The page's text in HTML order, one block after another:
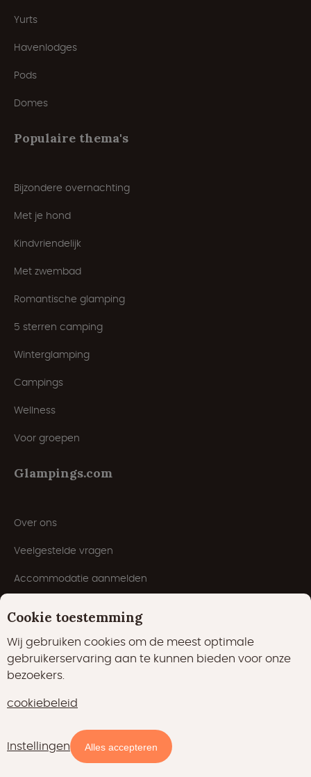
Yurts
Havenlodges
Pods
Domes
Populaire thema's
Bijzondere overnachting
Met je hond
Kindvriendelijk
Met zwembad
Romantische glamping
5 sterren camping
Winterglamping
Campings
Wellness
Voor groepen
Glampings.com
Over ons
Veelgestelde vragen
Accommodatie aanmelden
Laagsteprijsgarantie
Inspiratie
Cookie toestemming
Wij gebruiken cookies om de meest optimale
gebruikerservaring aan te kunnen bieden voor onze
bezoekers.
cookiebeleid
Instellingen Alles accepteren